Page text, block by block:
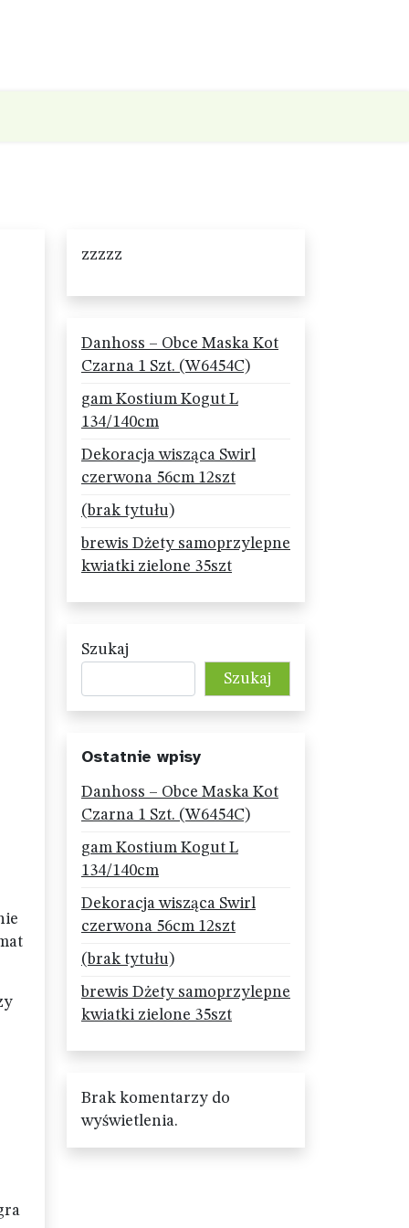
zzzzz
Danhoss – Obce Maska Kot
Czarna 1 Szt. (W6454C)
gam Kostium Kogut L
134/140cm
Dekoracja wisząca Swirl
czerwona 56cm 12szt
(brak tytułu)
brewis Dżety samoprzylepne
kwiatki zielone 35szt
Szukaj
Szukaj
Ostatnie wpisy
Danhoss – Obce Maska Kot
Czarna 1 Szt. (W6454C)
gam Kostium Kogut L
134/140cm
Dekoracja wisząca Swirl
czerwona 56cm 12szt
(brak tytułu)
brewis Dżety samoprzylepne
kwiatki zielone 35szt
Brak komentarzy do
wyświetlenia.